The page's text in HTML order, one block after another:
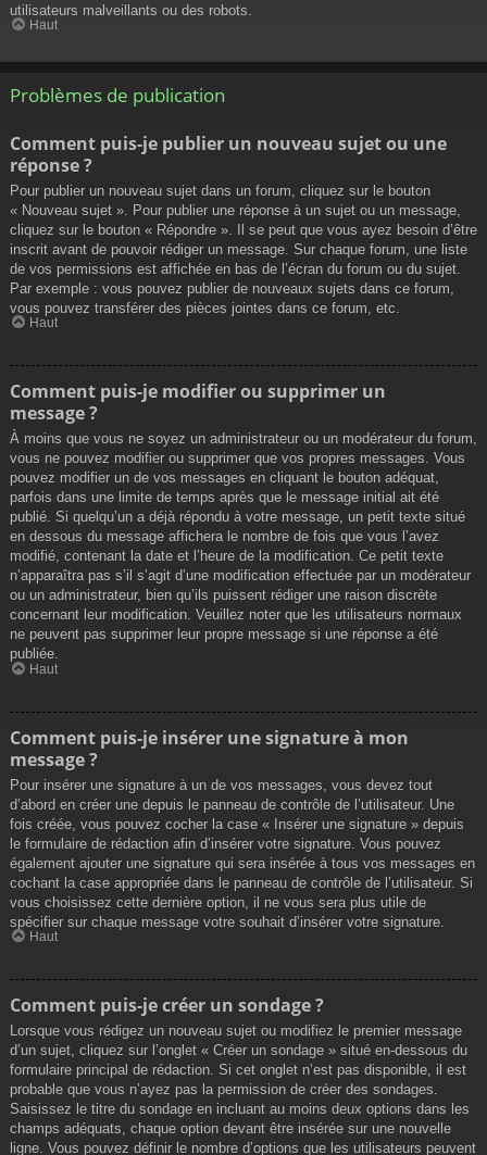
utilisateurs malveillants ou des robots.
Haut
Problèmes de publication
Comment puis-je publier un nouveau sujet ou une
réponse ?
Pour publier un nouveau sujet dans un forum, cliquez sur le bouton
« Nouveau sujet ». Pour publier une réponse à un sujet ou un message,
cliquez sur le bouton « Répondre ». Il se peut que vous ayez besoin d’être
inscrit avant de pouvoir rédiger un message. Sur chaque forum, une liste
de vos permissions est affichée en bas de l’écran du forum ou du sujet.
Par exemple : vous pouvez publier de nouveaux sujets dans ce forum,
vous pouvez transférer des pièces jointes dans ce forum, etc.
Haut
Comment puis-je modifier ou supprimer un
message ?
À moins que vous ne soyez un administrateur ou un modérateur du forum,
vous ne pouvez modifier ou supprimer que vos propres messages. Vous
pouvez modifier un de vos messages en cliquant le bouton adéquat,
parfois dans une limite de temps après que le message initial ait été
publié. Si quelqu’un a déjà répondu à votre message, un petit texte situé
en dessous du message affichera le nombre de fois que vous l’avez
modifié, contenant la date et l’heure de la modification. Ce petit texte
n’apparaîtra pas s’il s’agit d’une modification effectuée par un modérateur
ou un administrateur, bien qu’ils puissent rédiger une raison discrète
concernant leur modification. Veuillez noter que les utilisateurs normaux
ne peuvent pas supprimer leur propre message si une réponse a été
publiée.
Haut
Comment puis-je insérer une signature à mon
message ?
Pour insérer une signature à un de vos messages, vous devez tout
d’abord en créer une depuis le panneau de contrôle de l’utilisateur. Une
fois créée, vous pouvez cocher la case « Insérer une signature » depuis
le formulaire de rédaction afin d’insérer votre signature. Vous pouvez
également ajouter une signature qui sera insérée à tous vos messages en
cochant la case appropriée dans le panneau de contrôle de l’utilisateur. Si
vous choisissez cette dernière option, il ne vous sera plus utile de
spécifier sur chaque message votre souhait d’insérer votre signature.
Haut
Comment puis-je créer un sondage ?
Lorsque vous rédigez un nouveau sujet ou modifiez le premier message
d’un sujet, cliquez sur l’onglet « Créer un sondage » situé en-dessous du
formulaire principal de rédaction. Si cet onglet n’est pas disponible, il est
probable que vous n’ayez pas la permission de créer des sondages.
Saisissez le titre du sondage en incluant au moins deux options dans les
champs adéquats, chaque option devant être insérée sur une nouvelle
ligne. Vous pouvez définir le nombre d’options que les utilisateurs peuvent